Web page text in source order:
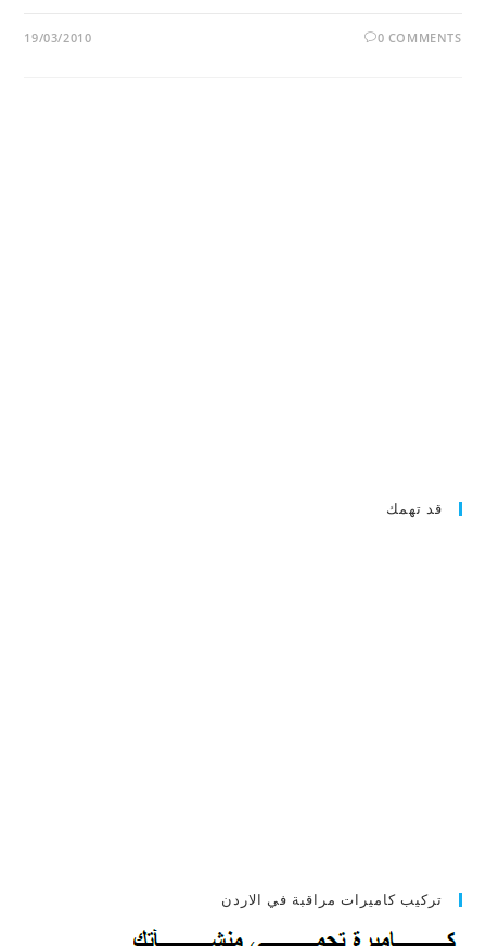
0 COMMENTS
19/03/2010
قد تهمك
تركيب كاميرات مراقبة في الاردن